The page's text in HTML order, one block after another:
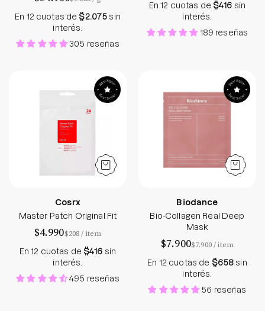
En 12 cuotas de $2.075sin
interés.
305 reseñas
En 12 cuotas de $416 sin
interés.
189 reseñas
Master Patch Original Fit
Cosrx
Master Patch Original Fit
$4.990$208/ por
item
En 12 cuotas de $416 sin
interés.
495 reseñas
Bio-Collagen
Biodance
Bio-Collagen Real Deep
Mask
$7.900$7.900/por
item
En 12 cuotas de $658sin
interés.
56 reseñas